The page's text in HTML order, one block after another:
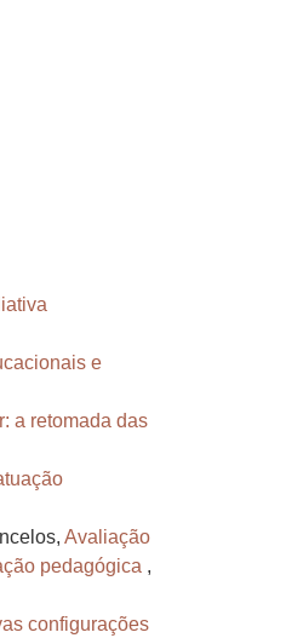
e
a retomada das
Avaliação
pedagógica ,
configurações